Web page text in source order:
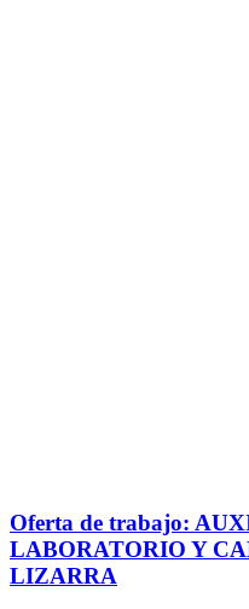
Oferta de trabajo:
LABORATORIO Y
LIZARRA